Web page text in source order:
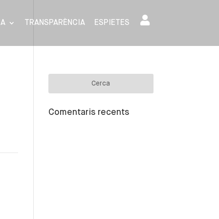
TRANSPARÈNCIA ESPIETES
Comentaris recents